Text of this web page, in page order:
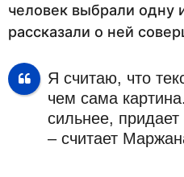
человек выбрали одну
рассказали о ней
Я считаю, что
чем сама
сильнее,
– считает